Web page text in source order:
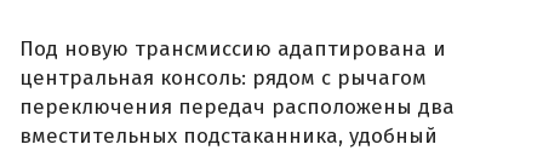
Под новую трансмиссию адаптирована и
центральная консоль: рядом с рычагом
переключения передач расположены два
вместительных подстаканника, удобный